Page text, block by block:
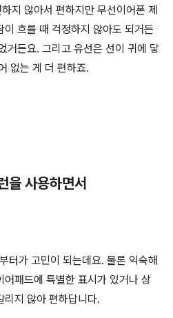
지 않아서 편하지만 무선이어폰 제
흐를 때 걱정하지 않아도 되거든
거든요. 그리고 유선은 선이 귀에 닿
없는 게 더 편하죠.
을 사용하면서
터가 고민이 되는데요. 물론 익숙해
패드에 특별한 표시가 있거나 상
리지 않아 편하답니다.